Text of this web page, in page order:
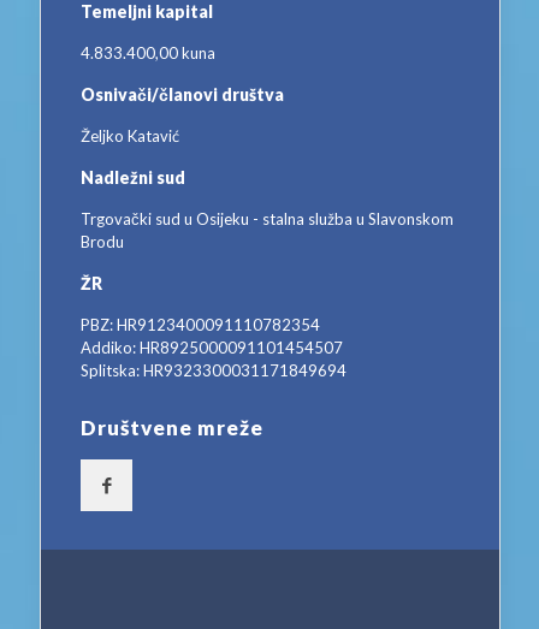
Temeljni kapital
4.833.400,00 kuna
Osnivači/članovi društva
Željko Katavić
Nadležni sud
Trgovački sud u Osijeku - stalna služba u Slavonskom
Brodu
ŽR
PBZ: HR9123400091110782354
Addiko: HR8925000091101454507
Splitska: HR9323300031171849694
Društvene mreže